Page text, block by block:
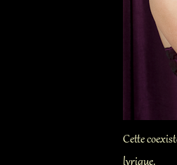
Cette